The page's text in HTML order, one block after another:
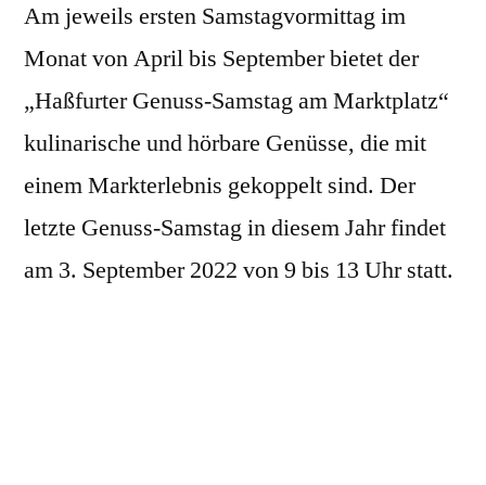
Am jeweils ersten Samstagvormittag im
Monat von April bis September bietet der
„Haßfurter Genuss-Samstag am Marktplatz“
kulinarische und hörbare Genüsse, die mit
einem Markterlebnis gekoppelt sind. Der
letzte Genuss-Samstag in diesem Jahr findet
am 3. September 2022 von 9 bis 13 Uhr statt.